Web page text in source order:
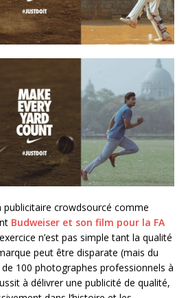
publicitaire crowdsourcé comme
Budweiser et son film pour la FA
n’est pas simple tant la qualité
peut être disparate (mais du
100 photographes professionnels à
à délivrer une publicité de qualité,